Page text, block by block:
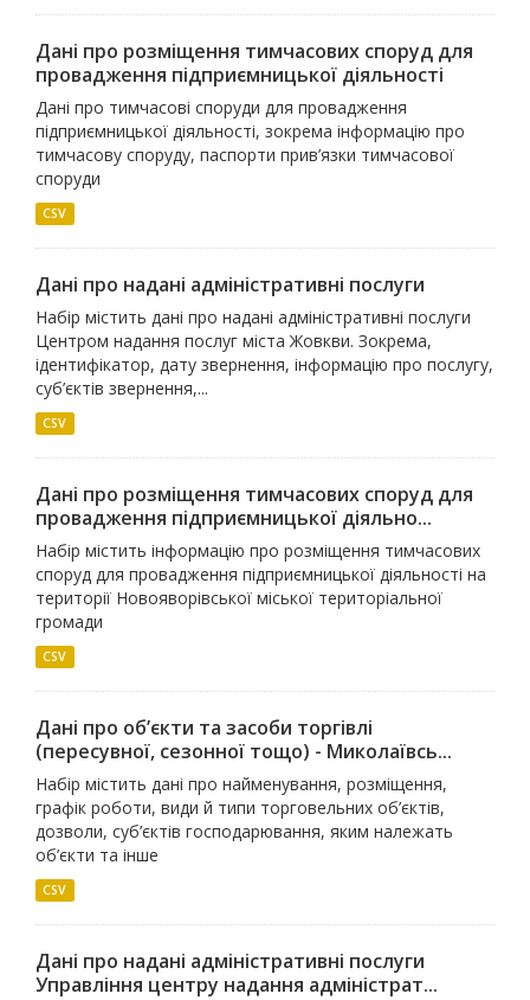
Дані про розміщення тимчасових споруд для
провадження підприємницької діяльності
Дані про тимчасові споруди для провадження
підприємницької діяльності, зокрема інформацію про
тимчасову споруду, паспорти прив’язки тимчасової
споруди
CSV
Дані про надані адміністративні послуги
Набір містить дані про надані адміністративні послуги
Центром надання послуг міста Жовкви. Зокрема,
ідентифікатор, дату звернення, інформацію про послугу,
суб’єктів звернення,...
CSV
Дані про розміщення тимчасових споруд для
провадження підприємницької діяльно...
Набір містить інформацію про розміщення тимчасових
споруд для провадження підприємницької діяльності на
території Новояворівської міської територіальної
громади
CSV
Дані про об’єкти та засоби торгівлі
(пересувної, сезонної тощо) - Миколаївсь...
Набір містить дані про найменування, розміщення,
графік роботи, види й типи торговельних об’єктів,
дозволи, суб’єктів господарювання, яким належать
об’єкти та інше
CSV
Дані про надані адміністративні послуги
Управління центру надання адміністрат...